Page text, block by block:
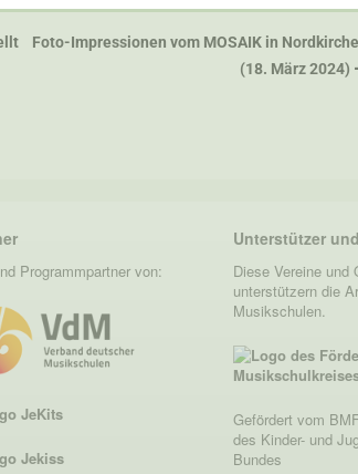
Foto-Impressionen vom MOSAIK in
(18. März 2024)
Programmpartner von:
Unterstützer
Diese Vereine und
unterstützern die
Musikschulen.
Gefördert vom
des Kinder- und
Bundes